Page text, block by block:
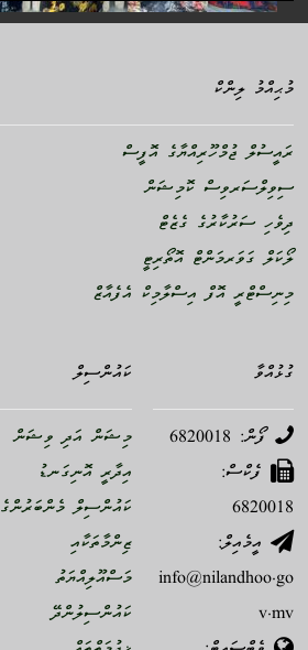
މުޙިއްމު ލިންކް
ރައީސުލް ޖުމްހޫރިއްޔާގެ އޮފީސް
ސިވިލްސަރވިސް ކޮމިޝަން
ދިވެހި ސަރުކާރުގެ ގެޒެޓް
ލޯކަލް ގަވަރމަންޓް އޮތޯރިޓީ
މިނިސްޓްރީ އޮފް އިސްލާމިކް އެފެއާޒް
ކައުންސިލް
މިޝަން އަދި ވިޝަން
އިދާރީ އޮނިގަނޑު
ކައުންސިލް މެންބަރުންގެ
ޒިންމާތަކާއި
މަސްއޫލިއްޔަތު
ކައުންސިލުންދޭ
ގުޅުއްވާ
ފޯން: 6820018
ފެކްސް:
6820018
އީމެއިލް:
info@nilandhoo.go
v.mv